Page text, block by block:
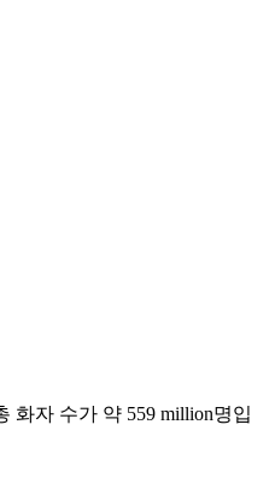
화자 수가 약 559 million명입